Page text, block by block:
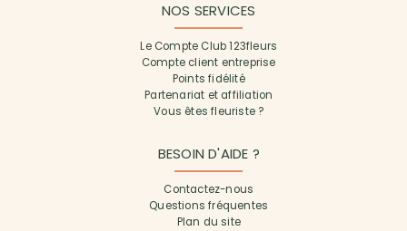
NOS SERVICES
Le Compte Club 123fleurs
Compte client entreprise
Points fidélité
Partenariat et affiliation
Vous êtes fleuriste ?
BESOIN D'AIDE ?
Contactez-nous
Questions fréquentes
Plan du site